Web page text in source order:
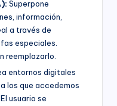
Superpone
información,
a través de
especiales.
reemplazarlo.
entornos digitales
los que accedemos
usuario se